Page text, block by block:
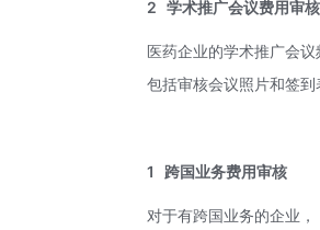
2学术推广会议费用审核
医药企业的学术推广会
包括审核会议照片和签
1 跨国业务费用审核
对于有跨国业务的企业